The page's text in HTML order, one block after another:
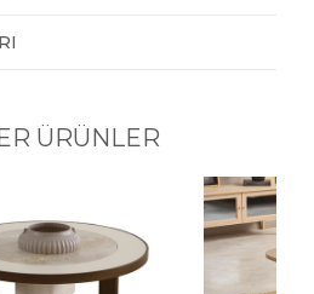
ÜRÜNLER